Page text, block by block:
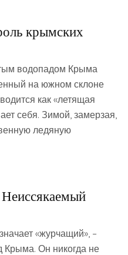
крымских
водопадом Крыма
на южном склоне
как «летящая
себя. Зимой‚ замерзая‚
ледяную
«журчащий»‚ –
Он никогда не